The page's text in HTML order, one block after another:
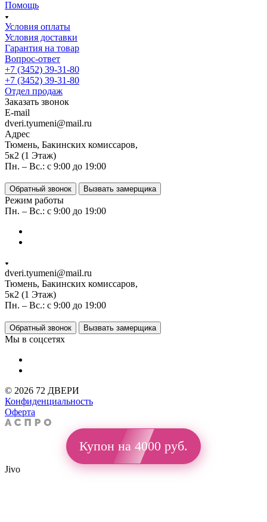
Помощь
Условия оплаты
Условия доставки
Гарантия на товар
Вопрос-ответ
+7 (3452) 39-31-80
+7 (3452) 39-31-80
Отдел продаж
Заказать звонок
E-mail
dveri.tyumeni@mail.ru
Адрес
Тюмень, Бакинских комиссаров,
5к2 (1 Этаж)
Пн. – Вс.: с 9:00 до 19:00
Обратный звонок Вызвать замерщика
Режим работы
Пн. – Вс.: с 9:00 до 19:00
dveri.tyumeni@mail.ru
Тюмень, Бакинских комиссаров,
5к2 (1 Этаж)
Пн. – Вс.: с 9:00 до 19:00
Обратный звонок Вызвать замерщика
Мы в соцсетях
© 2026 72 ДВЕРИ
Конфиденциальность
Оферта
Купон на 4000 руб.
Jivo